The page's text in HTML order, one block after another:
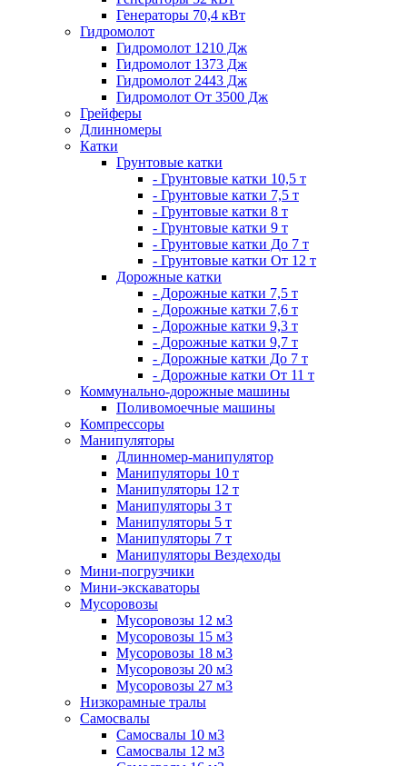
Генераторы 70,4 кВт
Гидромолот
Гидромолот 1210 Дж
Гидромолот 1373 Дж
Гидромолот 2443 Дж
Гидромолот От 3500 Дж
Грейферы
Длинномеры
Катки
Грунтовые катки
- Грунтовые катки 10,5 т
- Грунтовые катки 7,5 т
- Грунтовые катки 8 т
- Грунтовые катки 9 т
- Грунтовые катки До 7 т
- Грунтовые катки От 12 т
Дорожные катки
- Дорожные катки 7,5 т
- Дорожные катки 7,6 т
- Дорожные катки 9,3 т
- Дорожные катки 9,7 т
- Дорожные катки До 7 т
- Дорожные катки От 11 т
Коммунально-дорожные машины
Поливомоечные машины
Компрессоры
Манипуляторы
Длинномер-манипулятор
Манипуляторы 10 т
Манипуляторы 12 т
Манипуляторы 3 т
Манипуляторы 5 т
Манипуляторы 7 т
Манипуляторы Вездеходы
Мини-погрузчики
Мини-экскаваторы
Мусоровозы
Мусоровозы 12 м3
Мусоровозы 15 м3
Мусоровозы 18 м3
Мусоровозы 20 м3
Мусоровозы 27 м3
Низкорамные тралы
Самосвалы
Самосвалы 10 м3
Самосвалы 12 м3